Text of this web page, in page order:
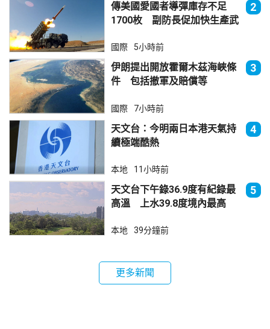
傳美國愛國者導彈庫存不足
1700枚 副防長促加快生產武
2
國際 5小時前
伊朗提出開放霍爾木茲海峽條
件 包括撤軍及賠償等
3
國際 7小時前
天文台：今明兩日本港天氣持
續極端酷熱
4
本地 11小時前
天文台下午錄36.9度有紀錄最
高溫 上水39.8度境內最高
5
本地 39分鐘前
更多新聞